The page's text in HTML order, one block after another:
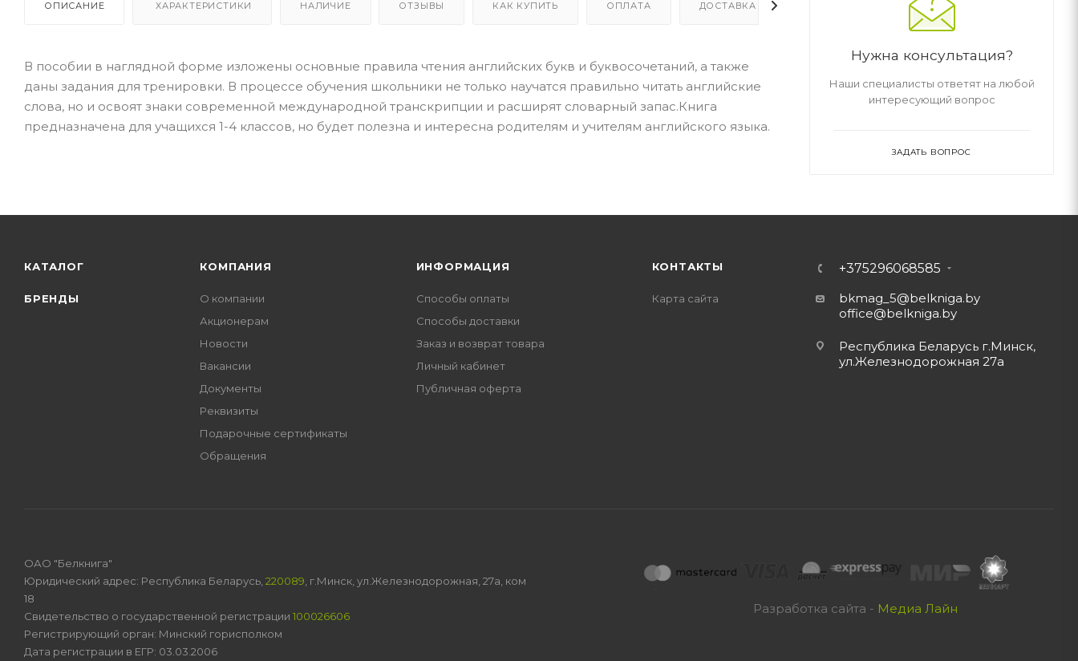
ОПИСАНИЕ ХАРАКТЕРИСТИКИ НАЛИЧИЕ ОТЗЫВЫ КАК КУПИТЬ ОПЛАТА ДОСТАВКА
В пособии в наглядной форме изложены основные правила чтения английских букв и буквосочетаний, а также
даны задания для тренировки. В процессе обучения школьники не только научатся правильно читать английские
слова, но и освоят знаки современной международной транскрипции и расширят словарный запас.Книга
предназначена для учащихся 1-4 классов, но будет полезна и интересна родителям и учителям английского языка.
Нужна консультация?
Наши специалисты ответят на любой
интересующий вопрос
ЗАДАТЬ ВОПРОС
КАТАЛОГ
БРЕНДЫ
КОМПАНИЯ
О компании
Акционерам
Новости
Вакансии
Документы
Реквизиты
Подарочные сертификаты
Обращения
ИНФОРМАЦИЯ
Способы оплаты
Способы доставки
Заказ и возврат товара
Личный кабинет
Публичная оферта
КОНТАКТЫ
Карта сайта
+375296068585
bkmag_5@belkniga.by
office@belkniga.by
Республика Беларусь г.Минск,
ул.Железнодорожная 27а
Разработка сайта - Медиа Лайн
ОАО "Белкнига"
Юридический адрес: Республика Беларусь, 220089 , г.Минск, ул.Железнодорожная, 27а, ком
18
Свидетельство о государственной регистрации 100026606
Регистрирующий орган: Минский горисполком
Дата регистрации в ЕГР: 03.03.2006